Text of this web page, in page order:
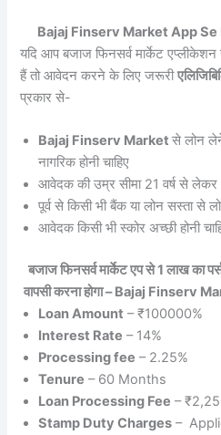
Bajaj Finserv Market App
यदि आप बजाज फिनसर्व मार्केट एप्लीकेशन
हैं तो आवेदन करने के लिए जरूरी
प्रकार से-
Bajaj Finserv Marketसे लोन
नागरिक होनी चाहिए
आवेदक की उम्र सीमा 21 वर्ष से लेकर
पूर्व से किसी भी बैंक या लोन सस्ता से
आवेदक किसी भी स्कोर अच्छी होनी
बजाज फिनसर्व मार्केट एप से 1 लाख का
वापसी करना होगा – Bajaj Finserv
Loan Amount – ₹100000%
Interest Rate – 14%
Processing fee – 2.25%
Tenure – 60 Months
Loan Processing Fee –
Stamp Duty Charges –